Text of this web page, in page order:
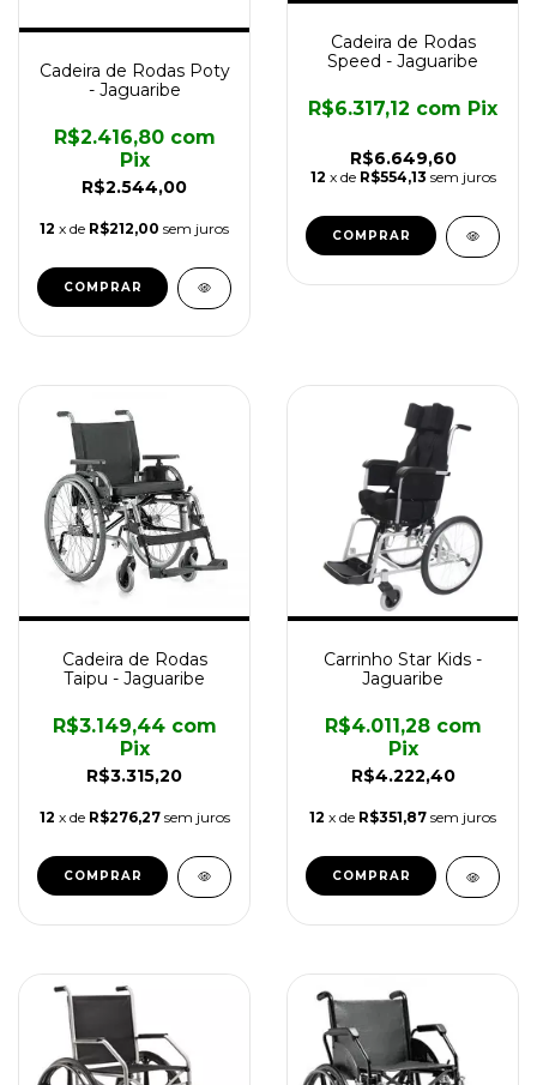
Cadeira de Rodas Poty
- Jaguaribe
R$2.544,00
R$2.416,80 com
Pix
12 x de R$212,00 sem juros
Cadeira de Rodas
Speed - Jaguaribe
R$6.649,60
R$6.317,12 com Pix
12 x de R$554,13 sem juros
Cadeira de Rodas
Taipu - Jaguaribe
R$3.315,20
R$3.149,44 com
Pix
12 x de R$276,27 sem juros
Carrinho Star Kids -
Jaguaribe
R$4.222,40
R$4.011,28 com
Pix
12 x de R$351,87 sem juros